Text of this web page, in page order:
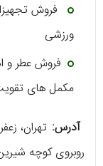
فروش
ورزشی
فروش عطر و
مکمل ‌های
آدرس: تهران،
روبروی کوچه